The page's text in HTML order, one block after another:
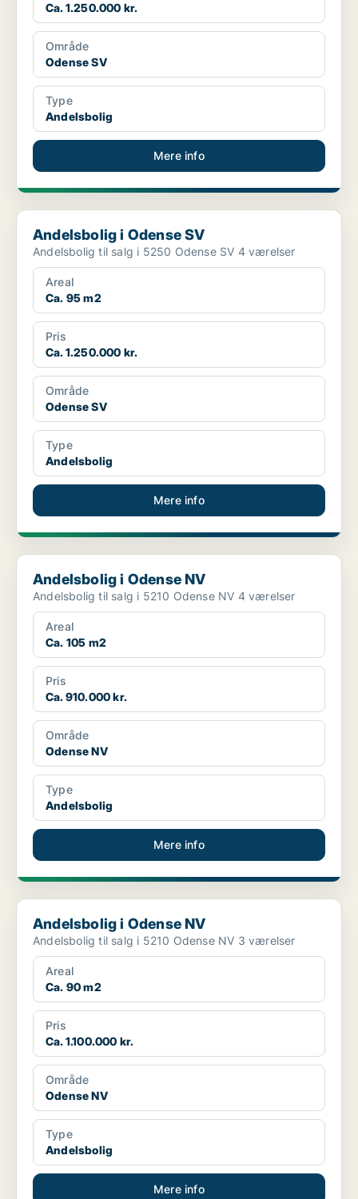
Ca. 1.250.000 kr.
Område
Odense SV
Type
Andelsbolig
Mere info
Andelsbolig i Odense SV
Andelsbolig i Odense SV
Andelsbolig til salg i 5250 Odense SV 4 værelser
Areal
Ca. 95 m2
Pris
Ca. 1.250.000 kr.
Område
Odense SV
Type
Andelsbolig
Mere info
Andelsbolig i Odense NV
Andelsbolig i Odense NV
Andelsbolig til salg i 5210 Odense NV 4 værelser
Areal
Ca. 105 m2
Pris
Ca. 910.000 kr.
Område
Odense NV
Type
Andelsbolig
Mere info
Andelsbolig i Odense NV
Andelsbolig i Odense NV
Andelsbolig til salg i 5210 Odense NV 3 værelser
Areal
Ca. 90 m2
Pris
Ca. 1.100.000 kr.
Område
Odense NV
Type
Andelsbolig
Mere info